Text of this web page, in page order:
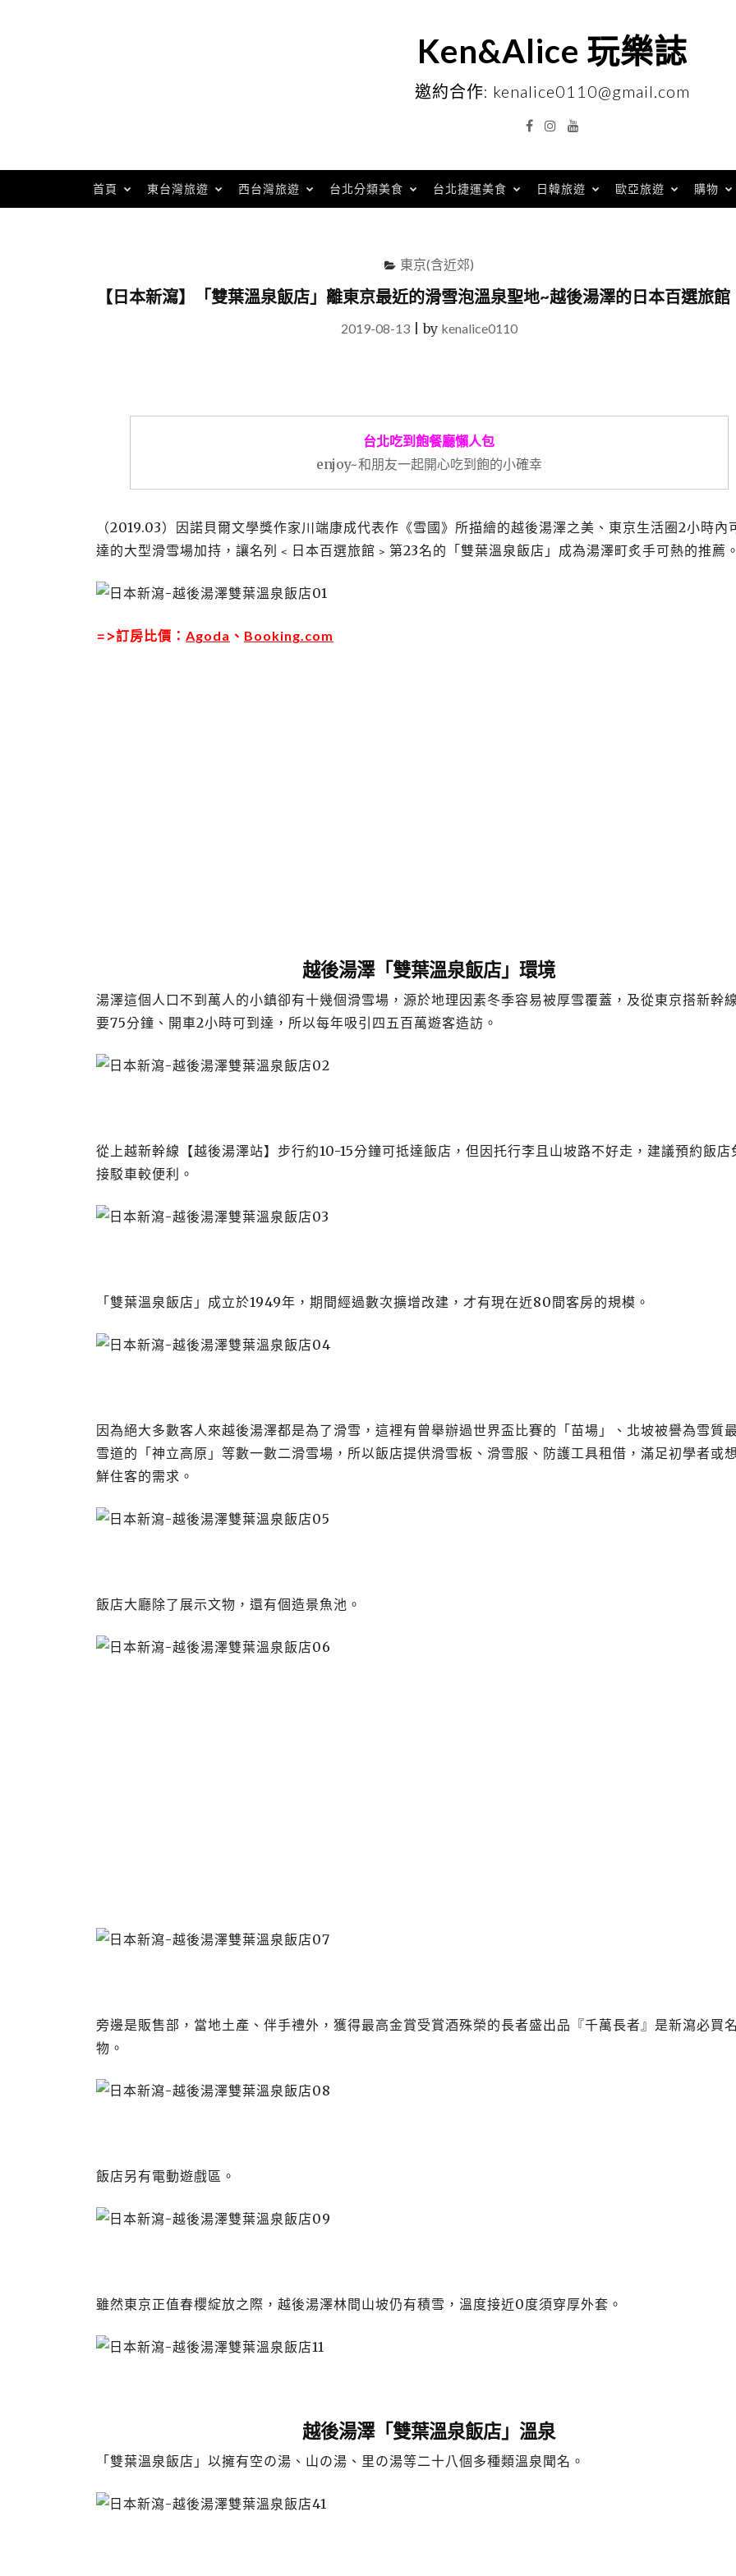
Ken&Alice 玩樂誌
邀約合作: kenalice0110@gmail.com
FacebookInstagramYouTube
首頁 東台灣旅遊 西台灣旅遊 台北分類美食 台北捷運美食 日韓旅遊 歐亞旅遊 購物
東京(含近郊)
【日本新瀉】「雙葉溫泉飯店」離東京最近的滑雪泡溫泉聖地~越後湯澤的日本百選旅館
2019-08-13|by kenalice0110
台北吃到飽餐廳懶人包
enjoy~和朋友一起開心吃到飽的小確幸
（2019.03）因諾貝爾文學獎作家川端康成代表作《雪國》所描繪的越後湯澤之美、東京生活圈2小時內
達的大型滑雪場加持，讓名列﹤日本百選旅館﹥第23名的「雙葉溫泉飯店」成為湯澤町炙手可熱的推薦
=>訂房比價： Agoda 、 Booking.com
越後湯澤「雙葉溫泉飯店」環境
湯澤這個人口不到萬人的小鎮卻有十幾個滑雪場，源於地理因素冬季容易被厚雪覆蓋，及從東京搭新幹
要75分鐘、開車2小時可到達，所以每年吸引四五百萬遊客造訪。
從上越新幹線【越後湯澤站】步行約10-15分鐘可抵達飯店，但因托行李且山坡路不好走，建議預約飯店
接駁車較便利。
「雙葉溫泉飯店」成立於1949年，期間經過數次擴增改建，才有現在近80間客房的規模。
因為絕大多數客人來越後湯澤都是為了滑雪，這裡有曾舉辦過世界盃比賽的「苗場」、北坡被譽為雪質
雪道的「神立高原」等數一數二滑雪場，所以飯店提供滑雪板、滑雪服、防護工具租借，滿足初學者或
鮮住客的需求。
飯店大廳除了展示文物，還有個造景魚池。
旁邊是販售部，當地土產、伴手禮外，獲得最高金賞受賞酒殊榮的長者盛出品『千萬長者』是新瀉必買
物。
飯店另有電動遊戲區。
雖然東京正值春櫻綻放之際，越後湯澤林間山坡仍有積雪，溫度接近0度須穿厚外套。
越後湯澤「雙葉溫泉飯店」溫泉
「雙葉溫泉飯店」以擁有空の湯、山の湯、里の湯等二十八個多種類溫泉聞名。